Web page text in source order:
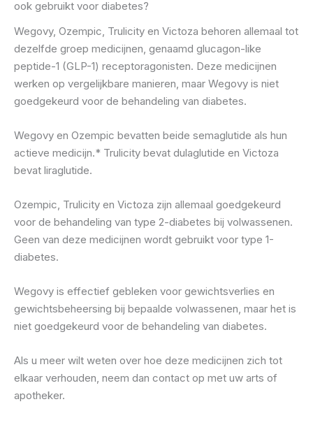
ook gebruikt voor diabetes?
Wegovy, Ozempic, Trulicity en Victoza behoren allemaal tot
dezelfde groep medicijnen, genaamd glucagon-like
peptide-1 (GLP-1) receptoragonisten. Deze medicijnen
werken op vergelijkbare manieren, maar Wegovy is niet
goedgekeurd voor de behandeling van diabetes.
Wegovy en Ozempic bevatten beide semaglutide als hun
actieve medicijn.* Trulicity bevat dulaglutide en Victoza
bevat liraglutide.
Ozempic, Trulicity en Victoza zijn allemaal goedgekeurd
voor de behandeling van type 2-diabetes bij volwassenen.
Geen van deze medicijnen wordt gebruikt voor type 1-
diabetes.
Wegovy is effectief gebleken voor gewichtsverlies en
gewichtsbeheersing bij bepaalde volwassenen, maar het is
niet goedgekeurd voor de behandeling van diabetes.
Als u meer wilt weten over hoe deze medicijnen zich tot
elkaar verhouden, neem dan contact op met uw arts of
apotheker.